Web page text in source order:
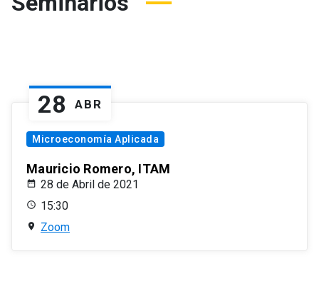
28 ABR
Microeconomía Aplicada
Mauricio Romero, ITAM
28 de Abril de 2021
15:30
Zoom